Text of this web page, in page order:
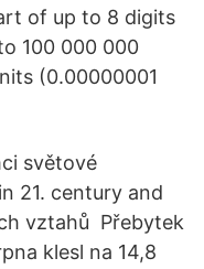
of up to 8 digits
100 000 000
(0.00000001
světové
21. century and
vztahů Přebytek
klesl na 14,8